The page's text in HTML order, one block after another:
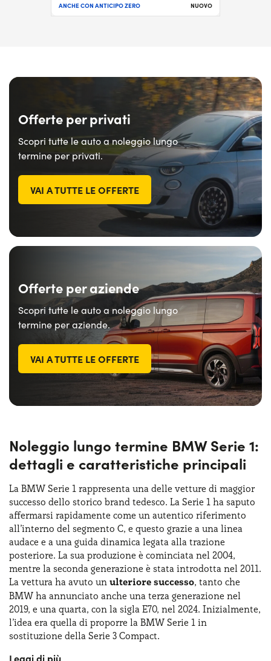
ANCHE CON ANTICIPO ZERO NUOVO
Offerte per privati
Scopri tutte le auto a noleggio lungo
termine per privati.
VAI A TUTTE LE OFFERTE
Offerte per aziende
Scopri tutte le auto a noleggio lungo
termine per aziende.
VAI A TUTTE LE OFFERTE
Noleggio lungo termine BMW Serie 1:
dettagli e caratteristiche principali
La BMW Serie 1 rappresenta una delle vetture di maggior
successo dello storico brand tedesco. La Serie 1 ha saputo
affermarsi rapidamente come un autentico riferimento
all’interno del segmento C, e questo grazie a una linea
audace e a una guida dinamica legata alla trazione
posteriore. La sua produzione è cominciata nel 2004,
mentre la seconda generazione è stata introdotta nel 2011.
La vettura ha avuto un ulteriore successo, tanto che
BMW ha annunciato anche una terza generazione nel
2019, e una quarta, con la sigla E70, nel 2024. Inizialmente,
l’idea era quella di proporre la BMW Serie 1 in
sostituzione della Serie 3 Compact.